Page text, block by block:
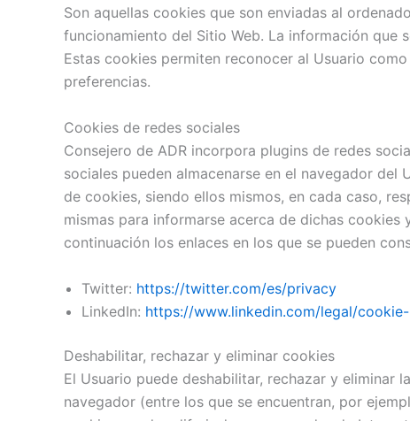
Son aquellas cookies que son enviadas al
funcionamiento del Sitio Web. La información que
Estas cookies permiten reconocer al Usuario
preferencias.
Cookies de redes sociales
Consejero de ADR incorpora plugins de redes
sociales pueden almacenarse en el navegador
de cookies, siendo ellos mismos, en cada caso,
mismas para informarse acerca de dichas
continuación los enlaces en los que se pueden
Twitter: https://twitter.com/es/privacy
LinkedIn: https://www.linkedin.com/legal/
Deshabilitar, rechazar y eliminar cookies
El Usuario puede deshabilitar, rechazar y
navegador (entre los que se encuentran, por